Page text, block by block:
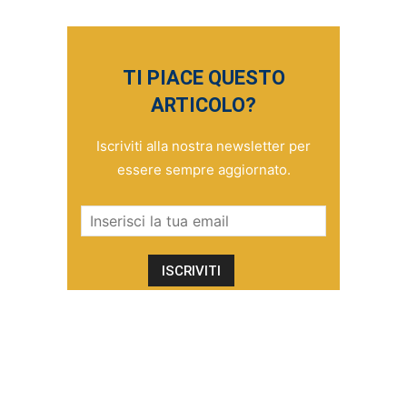
TI PIACE QUESTO
ARTICOLO?
Iscriviti alla nostra newsletter per
essere sempre aggiornato.